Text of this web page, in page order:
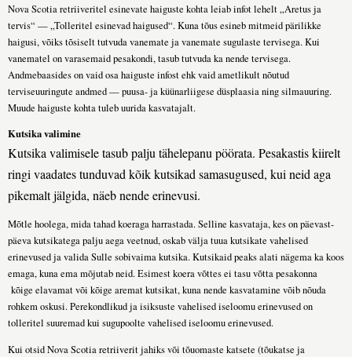
Nova Scotia retriiveritel esinevate haiguste kohta leiab infot lehelt „Aretus ja
tervis“ — „Tolleritel esinevad haigused“. Kuna tõus esineb mitmeid pärilikke
haigusi, võiks tõsiselt tutvuda vanemate ja vanemate sugulaste tervisega. Kui
vanematel on varasemaid pesakondi, tasub tutvuda ka nende tervisega.
Andmebaasides on vaid osa haiguste infost ehk vaid ametlikult nõutud
terviseuuringute andmed — puusa- ja küünarliigese düsplaasia ning silmauuring.
Muude haiguste kohta tuleb uurida kasvatajalt.
Kutsika valimine
Kutsika valimisele tasub palju tähelepanu pöörata. Pesakastis kiirelt
ringi vaadates tunduvad kõik kutsikad samasugused, kui neid aga
pikemalt jälgida, näeb nende erinevusi.
Mõtle hoolega, mida tahad koeraga harrastada. Selline kasvataja, kes on päevast-
päeva kutsikatega palju aega veetnud, oskab välja tuua kutsikate vahelised
erinevused ja valida Sulle sobivaima kutsika. Kutsikaid peaks alati nägema ka koos
emaga, kuna ema mõjutab neid. Esimest koera võttes ei tasu võtta pesakonna
kõige elavamat või kõige aremat kutsikat, kuna nende kasvatamine võib nõuda
rohkem oskusi. Perekondlikud ja isiksuste vahelised iseloomu erinevused on
tolleritel suuremad kui sugupoolte vahelised iseloomu erinevused.
Kui otsid Nova Scotia retriiverit jahiks või tõuomaste katsete (tõukatse ja